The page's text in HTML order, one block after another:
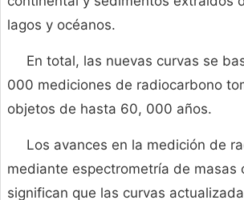
lagos y océanos.
En total, las nuevas curvas se
000 mediciones de radiocarbono
objetos de hasta 60, 000 años.
Los avances en la medición de
mediante espectrometría de masas
significan que las curvas